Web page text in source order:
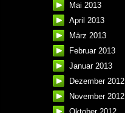
Mai 2013
April 2013
März 2013
Februar 2013
Januar 2013
Dezember 2012
November 2012